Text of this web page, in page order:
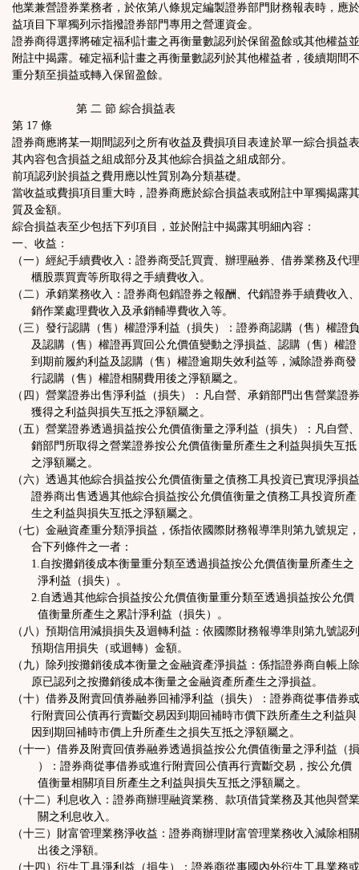
他業兼營證券業務者，於依第八條規定編製證券部門財務報表時，應
益項目下單獨列示指撥證券部門專用之營運資金。
證券商得選擇將確定福利計畫之再衡量數認列於保留盈餘或其他權益
附註中揭露。確定福利計畫之再衡量數認列於其他權益者，後續期間
重分類至損益或轉入保留盈餘。
第 二 節 綜合損益表
第 17 條
證券商應將某一期間認列之所有收益及費損項目表達於單一綜合損益
其內容包含損益之組成部分及其他綜合損益之組成部分。
前項認列於損益之費用應以性質別為分類基礎。
當收益或費損項目重大時，證券商應於綜合損益表或附註中單獨揭露
質及金額。
綜合損益表至少包括下列項目，並於附註中揭露其明細內容：
一、收益：
（一）經紀手續費收入：證券商受託買賣、辦理融券、借券業務及代
櫃股票買賣等所取得之手續費收入。
（二）承銷業務收入：證券商包銷證券之報酬、代銷證券手續費收入
銷作業處理費收入及承銷輔導費收入等。
（三）發行認購（售）權證淨利益（損失）：證券商認購（售）權證
及認購（售）權證再買回公允價值變動之淨損益、認購（售）權證
到期前履約利益及認購（售）權證逾期失效利益等，減除證券商發
行認購（售）權證相關費用後之淨額屬之。
（四）營業證券出售淨利益（損失）：凡自營、承銷部門出售營業證
獲得之利益與損失互抵之淨額屬之。
（五）營業證券透過損益按公允價值衡量之淨利益（損失）：凡自營
銷部門所取得之營業證券按公允價值衡量所產生之利益與損失互抵
之淨額屬之。
（六）透過其他綜合損益按公允價值衡量之債務工具投資已實現淨損
證券商出售透過其他綜合損益按公允價值衡量之債務工具投資所產
生之利益與損失互抵之淨額屬之。
（七）金融資產重分類淨損益，係指依國際財務報導準則第九號規定
合下列條件之一者：
1.自按攤銷後成本衡量重分類至透過損益按公允價值衡量所產生之
淨利益（損失）。
2.自透過其他綜合損益按公允價值衡量重分類至透過損益按公允價
值衡量所產生之累計淨利益（損失）。
（八）預期信用減損損失及迴轉利益：依國際財務報導準則第九號認
預期信用損失（或迴轉）金額。
（九）除列按攤銷後成本衡量之金融資產淨損益：係指證券商自帳上
原已認列之按攤銷後成本衡量之金融資產所產生之淨損益。
（十）借券及附賣回債券融券回補淨利益（損失）：證券商從事借券
行附賣回公債再行賣斷交易因到期回補時市價下跌所產生之利益與
因到期回補時市價上升所產生之損失互抵之淨額屬之。
（十一）借券及附賣回債券融券透過損益按公允價值衡量之淨利益（
）：證券商從事借券或進行附賣回公債再行賣斷交易，按公允價
值衡量相關項目所產生之利益與損失互抵之淨額屬之。
（十二）利息收入：證券商辦理融資業務、款項借貸業務及其他與營
關之利息收入。
（十三）財富管理業務淨收益：證券商辦理財富管理業務收入減除相
出後之淨額。
（十四）衍生工具淨利益（損失）：證券商從事國內外衍生工具業務